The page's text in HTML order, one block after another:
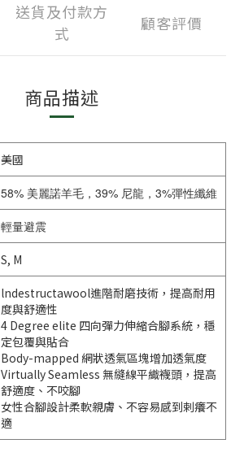
送貨及付款方
式
顧客評價
商品描述
美國
58% 美麗諾羊毛，39% 尼龍，3%彈性纖維
輕量避震
S, M
lndestructawool進階耐磨技術，提高耐用
度與舒適性
4 Degree elite 四向彈力伸縮合腳系統，穩
定包覆與貼合
Body-mapped 網狀透氣區塊增加透氣度
Virtually Seamless 無縫線平織襪頭，提高
舒適度、不咬腳
女性合腳設計柔軟親膚、不容易感到剌癢不
適